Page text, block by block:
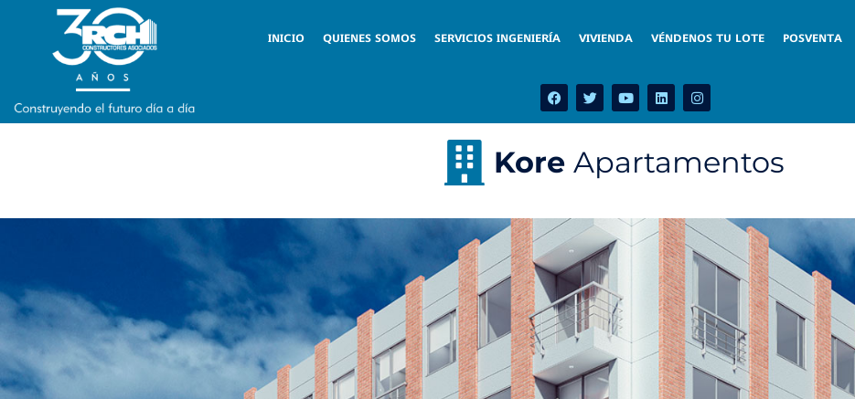
INICIO QUIENES SOMOS SERVICIOS INGENIERÍA VIVIENDA VÉNDENOS TU LOTE POSVENTA
Kore Apartamentos